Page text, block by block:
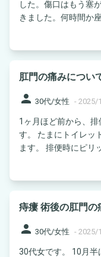
した。傷口はもう塞
きました。何時間か
肛門の痛みにつ
person 30代/女性 - 2025/
1ヶ月ほど前から、
す。 たまにトイレッ
ます。 排便時にピリ
痔瘻 術後の肛門の
person 30代/女性 - 2025/
30代女です。 10月